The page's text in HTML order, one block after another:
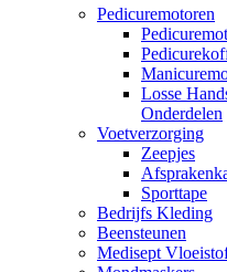
Pedicuremotoren
Losse
Onderdelen
Voetverzorging
Zeepjes
Sporttape
Bedrijfs Kleding
Beensteunen
Medisept